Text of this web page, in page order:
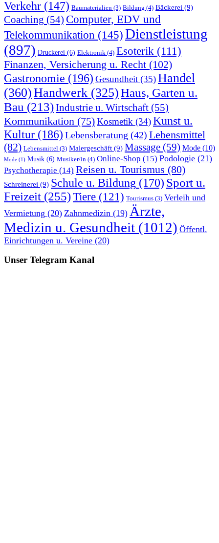
Verkehr (147) Baumaterialien (3) Bildung (4) Bäckerei (9)
Coaching (54) Computer, EDV und
Telekommunikation (145)Dienstleistung
(897) Druckerei (6) Elektronik (4) Esoterik (111)
Finanzen, Versicherung u. Recht (102)
Gastronomie (196) Gesundheit (35)Handel
(360)Handwerk (325)Haus, Garten u.
Bau (213)Industrie u. Wirtschaft (55)
Kommunikation (75)Kosmetik (34)Kunst u.
Kultur (186) Lebensberatung (42) Lebensmittel
(82) Lebensmittel (3) Malergeschäft (9) Massage (59) Mode (10)
Mode (1) Musik (6) Musiker/in (4) Online-Shop (15) Podologie (21)
Psychotherapie (14) Reisen u. Tourismus (80)
Schreinerei (9) Schule u. Bildung (170) Sport u.
Freizeit (255)Tiere (121) Tourismus (3) Verleih und
Vermietung (20) Zahnmedizin (19) Ärzte,
Medizin u. Gesundheit (1012) Öffentl.
Einrichtungen u. Vereine (20)
Unser Telegram Kanal